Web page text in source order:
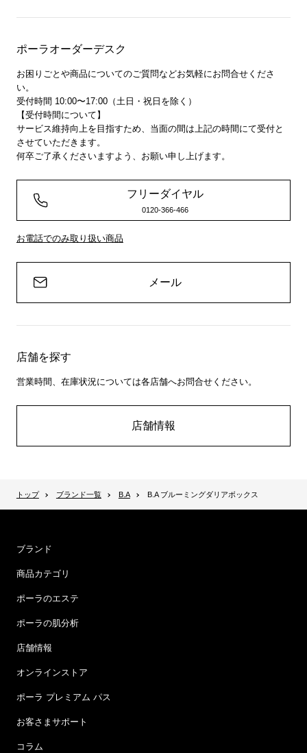
ポーラオーダーデスク
お困りごとや商品についてのご質問などお気軽にお問合せくださ
い。
受付時間 10:00〜17:00（土日・祝日を除く）
【受付時間について】
サービス維持向上を目指すため、当面の間は上記の時間にて受付と
させていただきます。
何卒ご了承くださいますよう、お願い申し上げます。
フリーダイヤル
0120-366-466
お電話でのみ取り扱い商品
メール
店舗を探す
営業時間、在庫状況については各店舗へお問合せください。
店舗情報
トップ ブランド一覧 B.A B.A ブルーミングダリアボックス
ブランド
商品カテゴリ
ポーラのエステ
ポーラの肌分析
店舗情報
オンラインストア
ポーラ プレミアム パス
お客さまサポート
コラム